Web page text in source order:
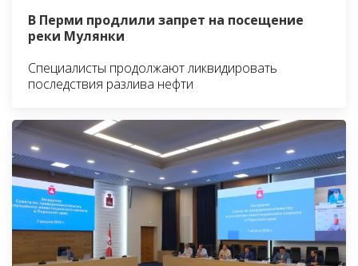
В Перми продлили запрет на посещение
реки Мулянки
Специалисты продолжают ликвидировать
последствия разлива нефти